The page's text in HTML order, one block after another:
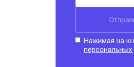
Нажимая на